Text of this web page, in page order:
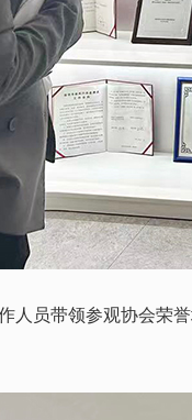
人员带领参观协会荣